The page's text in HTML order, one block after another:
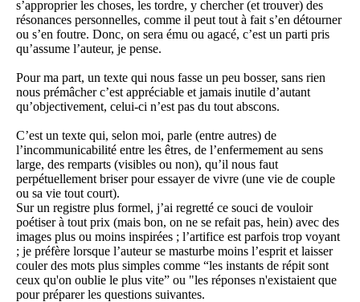
s’approprier les choses, les tordre, y chercher (et trouver) des
résonances personnelles, comme il peut tout à fait s’en détourner
ou s’en foutre. Donc, on sera ému ou agacé, c’est un parti pris
qu’assume l’auteur, je pense.
Pour ma part, un texte qui nous fasse un peu bosser, sans rien
nous prémâcher c’est appréciable et jamais inutile d’autant
qu’objectivement, celui-ci n’est pas du tout abscons.
C’est un texte qui, selon moi, parle (entre autres) de
l’incommunicabilité entre les êtres, de l’enfermement au sens
large, des remparts (visibles ou non), qu’il nous faut
perpétuellement briser pour essayer de vivre (une vie de couple
ou sa vie tout court).
Sur un registre plus formel, j’ai regretté ce souci de vouloir
poétiser à tout prix (mais bon, on ne se refait pas, hein) avec des
images plus ou moins inspirées ; l’artifice est parfois trop voyant
; je préfère lorsque l’auteur se masturbe moins l’esprit et laisser
couler des mots plus simples comme “les instants de répit sont
ceux qu'on oublie le plus vite” ou "les réponses n'existaient que
pour préparer les questions suivantes.